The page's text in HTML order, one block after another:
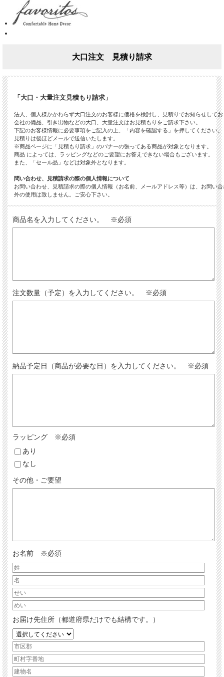
大口注文 見積り請求
「大口・大量注文見積もり請求」
法人、個人様かかわらず大口注文のお客様に価格を検討し、見積りでお知らせして
会社の備品、引き出物などの大口、大量注文はお見積もりをご請求下さい。
下記のお客様情報に必要事項をご記入の上、「内容を確認する」を押してください。
見積りは後ほどメールで送信いたします。
※商品ページに「見積もり請求」のバナーの張ってある商品が対象となります。
商品 によっては、ラッピングなどのご要望にお答えできない場合もございます。
また、「セール品」などは対象外となります。
問い合わせ、見積請求の際の個人情報について
お問い合わせ、見積請求の際の個人情報（お名前、メールアドレス等）は、お問い
外の使用は致しません。ご安心下さい。
商品名を入力してください。 ※必須
注文数量（予定）を入力してください。 ※必須
納品予定日（商品が必要な日）を入力してください。 ※必須
ラッピング ※必須
あり
なし
その他・ご要望
お名前 ※必須
お届け先住所（都道府県だけでも結構です。）